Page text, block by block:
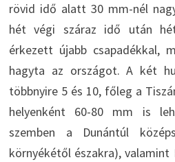
rövid idő alatt 30 mm-nél
hét végi száraz idő után
érkezett újabb csapadékkal,
hagyta az országot. A két
többnyire 5 és 10, főleg a
helyenként 60-80 mm is
szemben a Dunántúl
környékétől északra),